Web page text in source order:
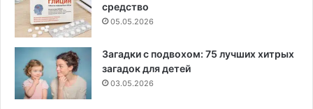
средство
05.05.2026
Загадки с подвохом: 75 лучших хитрых
загадок для детей
03.05.2026